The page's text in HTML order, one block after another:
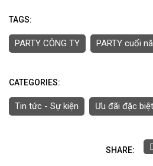
TAGS:
PARTY CÔNG TY PARTY cuối
CATEGORIES:
Tin tức - Sự kiện Ưu đãi đặc biệt
SHARE: